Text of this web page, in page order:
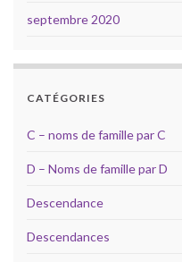
septembre 2020
CATÉGORIES
C – noms de famille par C
D – Noms de famille par D
Descendance
Descendances